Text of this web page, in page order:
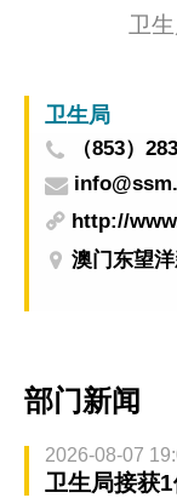
卫
卫生局
（853）
http://
澳门东望
部门新闻
2026-08-07
卫生局接获